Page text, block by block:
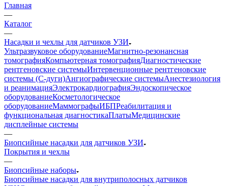
Главная
—
Каталог
—
Насадки и чехлы для датчиков УЗИ
Ультразвуковое оборудованиеМагнитно-резонансная
томографияКомпьютерная томографияДиагностические
рентгеновские системыИнтервенционные рентгеновские
системы (С-дуги)Ангиографические системыАнестезиология
и реанимацияЭлектрокардиографияЭндоскопическое
оборудованиеКосметологическое
оборудованиеМаммографыИБПРеабилитация и
функциональная диагностикаПлатыМедицинские
дисплейные системы
—
Биопсийные насадки для датчиков УЗИ
Покрытия и чехлы
—
Биопсийные наборы
Биопсийные насадки для внутриполосных датчиков